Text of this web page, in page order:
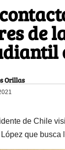
de
Orillas
de Chile
que busca